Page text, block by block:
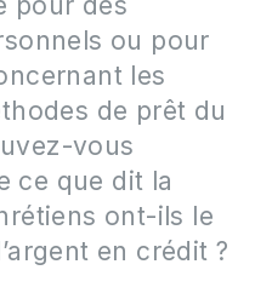
ou pour
les
de prêt du
vous
ce que dit la
ont-ils le
en crédit ?